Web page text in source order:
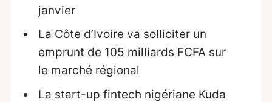
janvier
La Côte d’Ivoire va solliciter un
emprunt de 105 milliards FCFA sur
le marché régional
La start-up fintech nigériane Kuda